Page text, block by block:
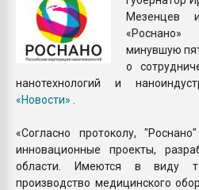
Мезенцев
минувшую
о
нанотехнологий и
«Новости»
«Согласно протоколу,
инновационные проекты,
области. Имеются в виду
производство медицинского